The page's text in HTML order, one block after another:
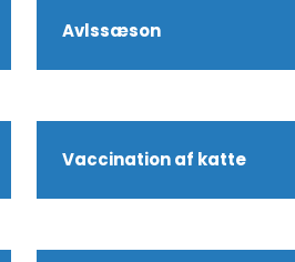
Avlssæson
Vaccination af katte​